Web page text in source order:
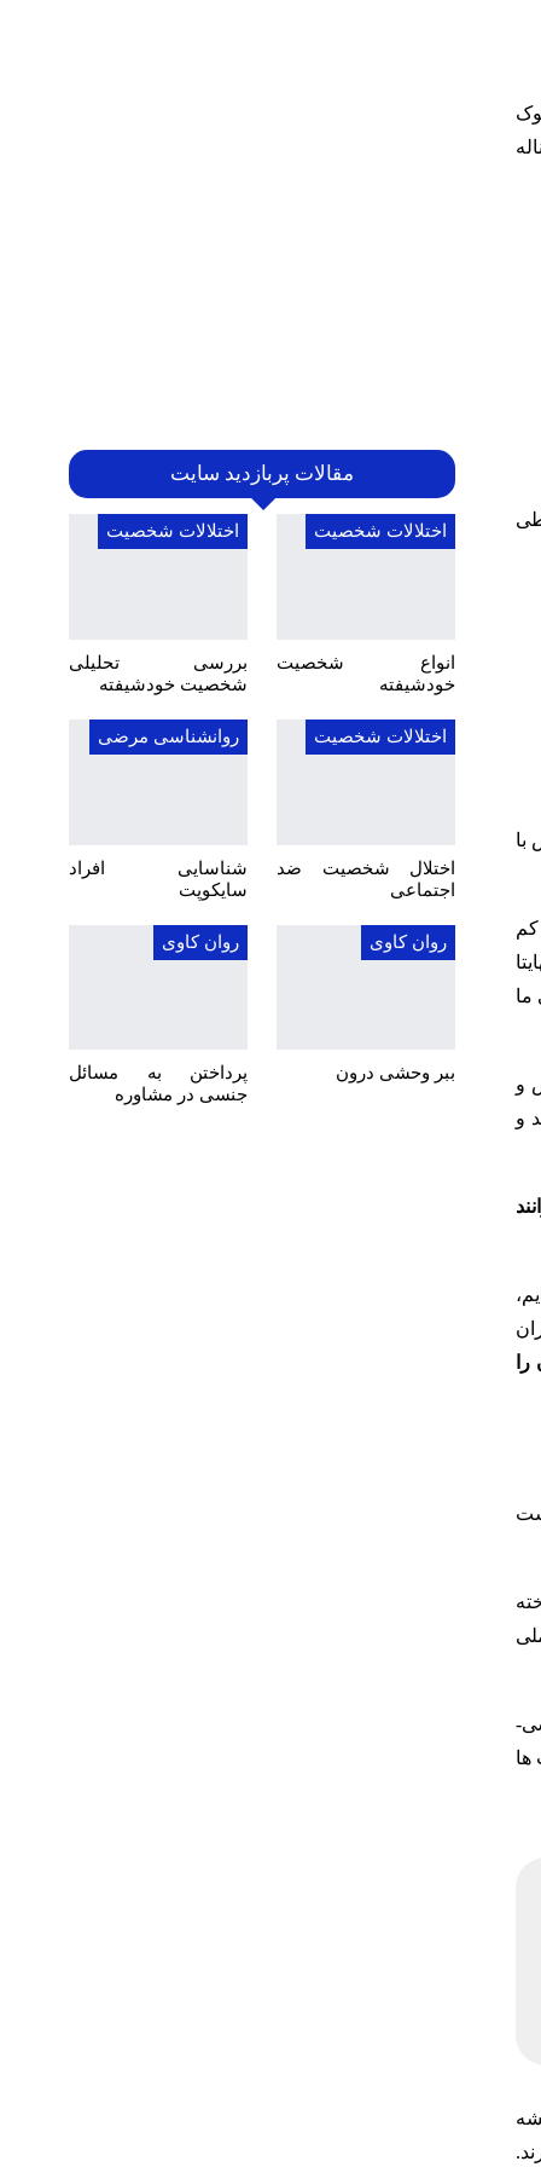
با
ما
و
و
ها
مقالات پربازدید سایت
اختلالات شخصیت
انواع شخصیت
خودشیفته
اختلالات شخصیت
بررسی تحلیلی
شخصیت خودشیفته
اختلالات شخصیت
اختلال شخصیت ضد
اجتماعی
روانشناسی مرضی
شناسایی افراد
سایکوپت
روان کاوی
ببر وحشی درون
روان کاوی
پرداختن به مسائل
جنسی در مشاوره